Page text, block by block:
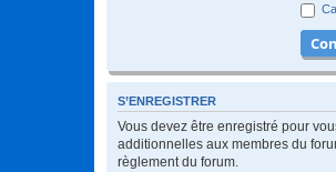
S’ENREGISTRER
Vous devez être enregistré pour
additionnelles aux membres du
règlement du forum.